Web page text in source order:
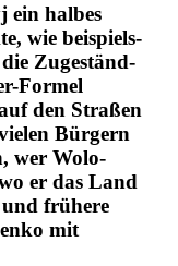
ein halbes
wie bei­spiels­
Zuge­ständ­
Formel
den Straßen
Bürgern
wer Wolo­
er das Land
frühere
mit